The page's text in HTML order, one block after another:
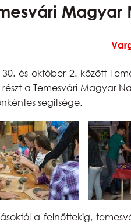
és október 2. között
a Temesvári Magyar
segítsége.
a felnőttekig,